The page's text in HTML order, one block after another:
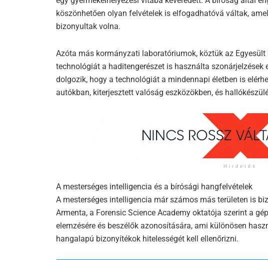
köszönhetően olyan felvételek is elfogadhatóvá váltak,
bizonyultak volna.
Azóta más kormányzati laboratóriumok, köztük az
technológiát a haditengerészet is használta szonárjelzések
dolgozik, hogy a technológiát a mindennapi életben is
autókban, kiterjesztett valóság eszközökben, és
Hirdetés
A mesterséges intelligencia és a bírósági hangfelvételek
A mesterséges intelligencia már számos más területen is
Armenta, a Forensic Science Academy oktatója szerint a
elemzésére és beszélők azonosítására, ami különösen
hangalapú bizonyítékok hitelességét kell ellenőrizni.